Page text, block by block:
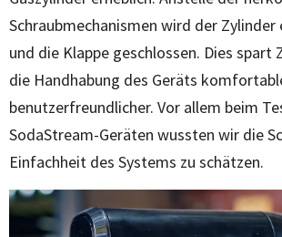
Schraubmechanismen wird der
und die Klappe geschlossen. Dies spart
die Handhabung des Geräts
benutzerfreundlicher. Vor allem beim
SodaStream-Geräten wussten wir die
Einfachheit des Systems zu schätzen.